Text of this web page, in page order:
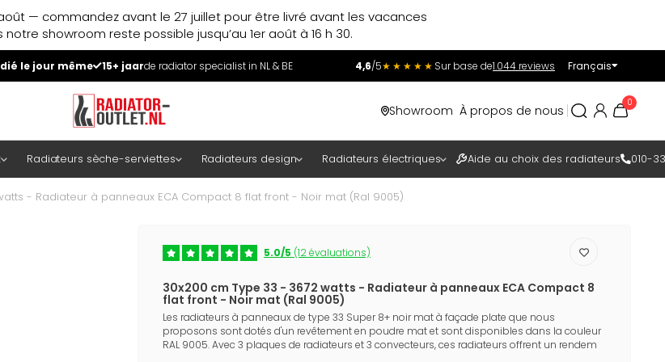
— commandez avant le 27 juillet pour être livré avant les vacances
notre showroom reste possible jusqu’au 1er août à 16 h 30.
le jour même 15+ jaarde radiator specialist in NL & BE 4,6/5★★★★★ Sur base de1.044 reviews Français
Showroom À propos de nous
0
Radiateurs sèche-serviettes Radiateurs design Radiateurs électriques Aide au choix des radiateurs 010-
- Radiateur à panneaux ECA Compact 8 flat front - Noir mat (Ral 9005)
5.0/5 (12 évaluations)
30x200 cm Type 33 - 3672 watts - Radiateur à panneaux ECA Compact 8
flat front - Noir mat (Ral 9005)
Les radiateurs à panneaux de type 33 Super 8+ noir mat à façade plate que nous
proposons sont dotés d'un revêtement en poudre mat et sont disponibles dans la couleur
RAL 9005. Avec 3 plaques de radiateurs et 3 convecteurs, ces radiateurs offrent un rendem